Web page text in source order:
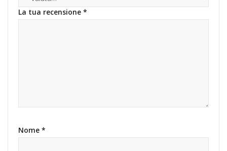
La tua recensione *
Nome *